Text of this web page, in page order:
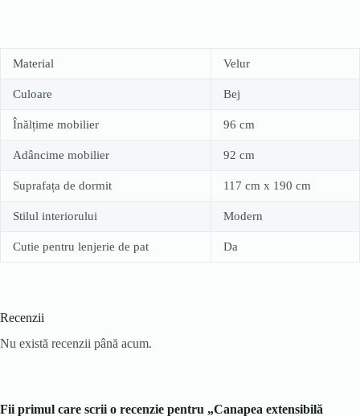
Material Velur
Culoare Bej
Înălțime mobilier 96 cm
Adâncime mobilier 92 cm
Suprafața de dormit 117 cm x 190 cm
Stilul interiorului Modern
Cutie pentru lenjerie de pat Da
Recenzii
Nu există recenzii până acum.
Fii primul care scrii o recenzie pentru „Canapea extensibilă